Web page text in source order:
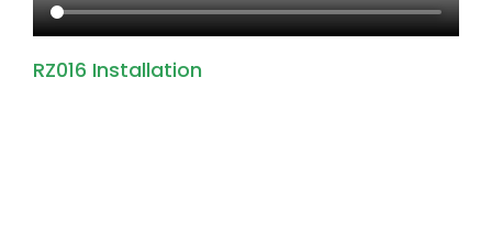
RZ016 Installation